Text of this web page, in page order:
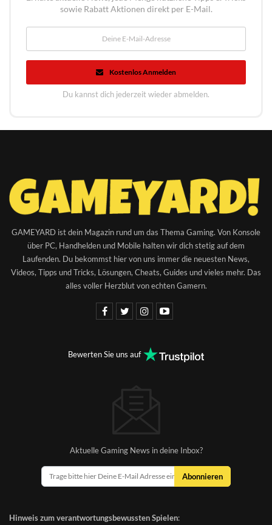
sowie Rabatt Aktionen direkt per E-Mail.
Kostenlos Anmelden
Du kannst dich jederzeit wieder abmelden.
GAMEYARD ist dein Magazin rund um das Thema Gaming. Von Konsole
über PC, Handhelden und Mobile halten wir dich stetig auf dem
Laufenden. Du bekommst hier von uns immer die neuesten News,
Videos, Tipps und Tricks, Lösungen, Cheats, Guides und vieles mehr. Das
alles voller Herzblut von echten Gamern.
Bewerten Sie uns auf
Aktuelle Gaming News in deine Inbox?
Abonnieren
Hinweis zum verantwortungsbewussten Spielen: